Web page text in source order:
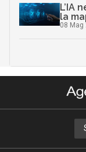
L’IA
la
08 Mag